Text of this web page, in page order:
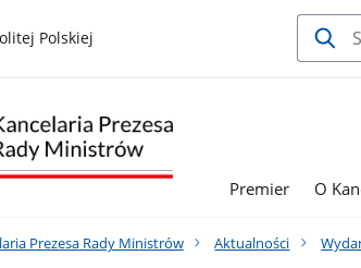
Polskiej
Premier O
Prezesa Rady Ministrów Aktualności